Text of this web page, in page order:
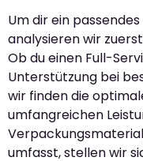
Um dir ein
analysieren wir
Ob du einen Full-
Unterstützung bei
wir finden die
umfangreichen
umfasst, stellen wir